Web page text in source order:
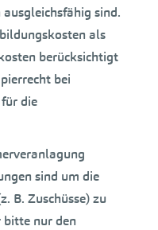
sind.
als
berücksichtigt
bei
die
sind um die
B. Zuschüsse) zu
nur den